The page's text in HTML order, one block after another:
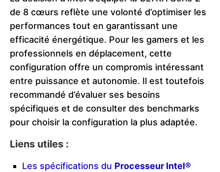
de 8 cœurs reflète une volonté d’optimiser les
performances tout en garantissant une
efficacité énergétique. Pour les gamers et les
professionnels en déplacement, cette
configuration offre un compromis intéressant
entre puissance et autonomie. Il est toutefois
recommandé d’évaluer ses besoins
spécifiques et de consulter des benchmarks
pour choisir la configuration la plus adaptée.
Liens utiles :
Les spécifications du Processeur Intel®